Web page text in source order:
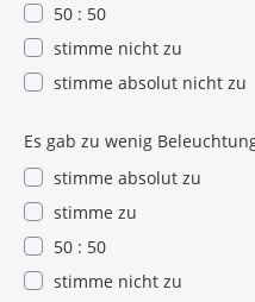
50 : 50
stimme nicht zu
stimme absolut nicht zu
Es gab zu wenig
stimme absolut zu
stimme zu
50 : 50
stimme nicht zu